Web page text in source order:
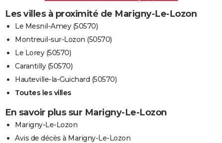
Les villes à proximité de Marigny-Le-Lozon
Le Mesnil-Amey (50570)
Montreuil-sur-Lozon (50570)
Le Lorey (50570)
Carantilly (50570)
Hauteville-la-Guichard (50570)
Toutes les villes
En savoir plus sur Marigny-Le-Lozon
Marigny-Le-Lozon
Avis de décès à Marigny-Le-Lozon